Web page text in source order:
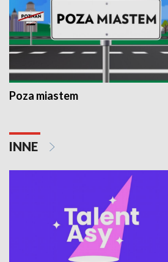
Poza miastem
INNE